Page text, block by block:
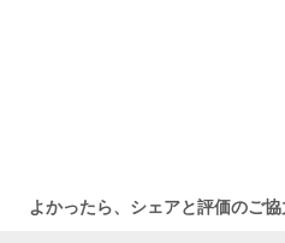
よかったら、シェアと評価のご協